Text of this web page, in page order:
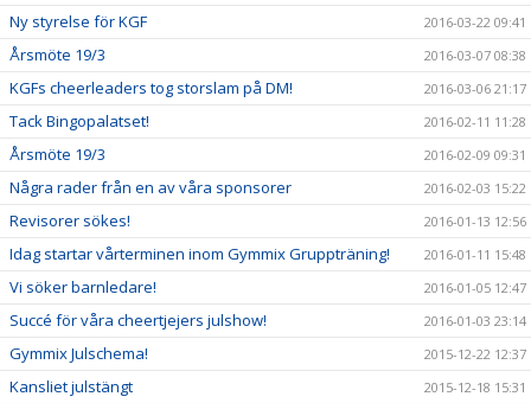
Ny styrelse för KGF 2016-03-22 09:41
Årsmöte 19/3 2016-03-07 08:38
KGFs cheerleaders tog storslam på DM! 2016-03-06 21:17
Tack Bingopalatset! 2016-02-11 11:28
Årsmöte 19/3 2016-02-09 09:31
Några rader från en av våra sponsorer 2016-02-03 15:22
Revisorer sökes! 2016-01-13 12:56
Idag startar vårterminen inom Gymmix Gruppträning! 2016-01-11 15:48
Vi söker barnledare! 2016-01-05 12:47
Succé för våra cheertjejers julshow! 2016-01-03 23:14
Gymmix Julschema! 2015-12-22 12:37
Kansliet julstängt 2015-12-18 15:31